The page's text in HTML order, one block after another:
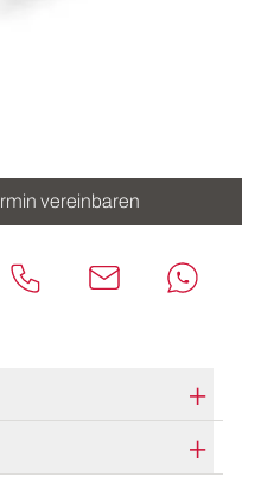
vereinbaren
HERSTELLERBESCHREIBUNG